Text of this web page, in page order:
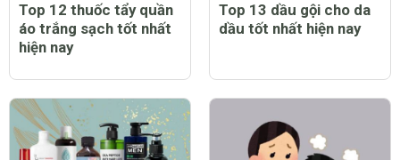
Top 12 thuốc tẩy quần
áo trắng sạch tốt nhất
hiện nay
Top 13 dầu gội cho da
dầu tốt nhất hiện nay